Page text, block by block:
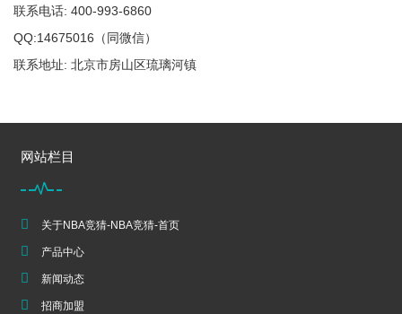
联系电话: 400-993-6860
QQ:14675016（同微信）
联系地址: 北京市房山区琉璃河镇
网站栏目
关于NBA竞猜-NBA竞猜-首页
产品中心
新闻动态
招商加盟